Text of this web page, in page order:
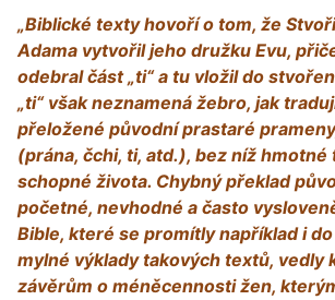
„Biblické texty hovoří o tom, že
Adama vytvořil jeho družku Evu,
odebral část „ti“ a tu vložil do
„ti“ však neznamená žebro, jak
přeložené původní prastaré
(prána, čchi, ti, atd.), bez níž hmotné
schopné života. Chybný překlad
početné, nevhodné a často
Bible, které se promítly například i
mylné výklady takových textů, vedly
závěrům o méněcennosti žen,